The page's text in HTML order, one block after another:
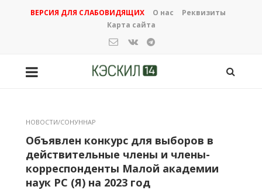
ВЕРСИЯ ДЛЯ СЛАБОВИДЯЩИХ О нас
Реквизиты
Карта сайта
НОВОСТИ/СОНУННАР
Объявлен конкурс для выборов в
действительные члены и члены-
корреспонденты Малой академии
наук РС (Я) на 2023 год